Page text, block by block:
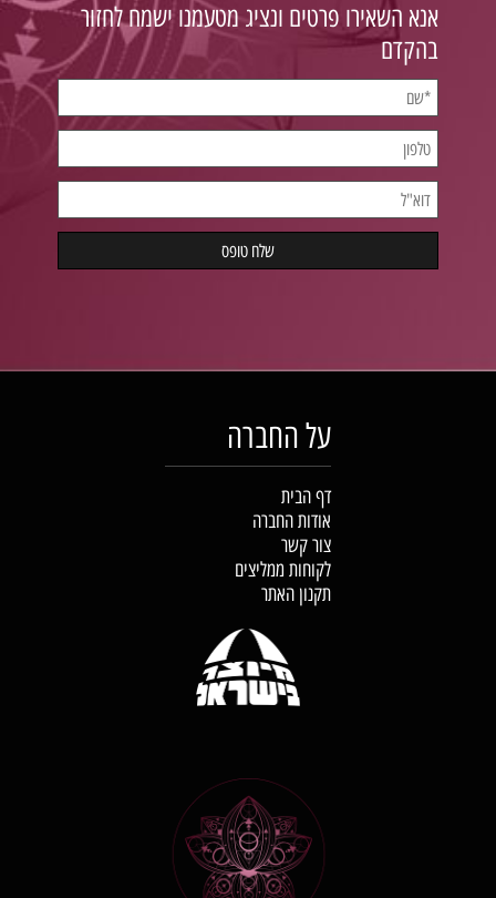
אנא השאירו פרטים ונציג מטעמנו ישמח לחזור
בהקדם
על החברה
דף הבית
אודות החברה
צור קשר
לקוחות ממליצים
תקנון האתר